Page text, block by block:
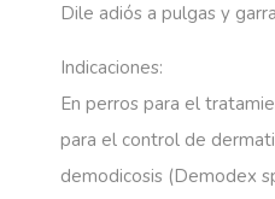
Dile adiós a pulgas y
Indicaciones:
En perros para el
para el control de
demodicosis (Demodex